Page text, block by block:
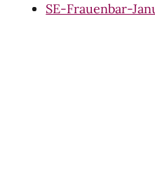
SE-Frauenbar-